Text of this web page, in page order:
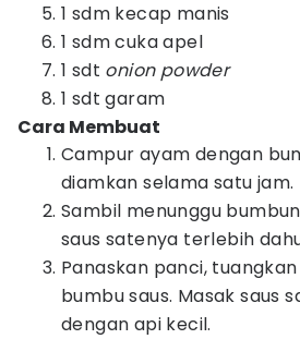
1 sdm kecap manis
1 sdm cuka apel
1 sdt onion powder
1 sdt garam
Cara Membuat
Campur ayam dengan
diamkan selama satu jam.
Sambil menunggu
saus satenya terlebih
Panaskan panci,
bumbu saus. Masak saus
dengan api kecil.